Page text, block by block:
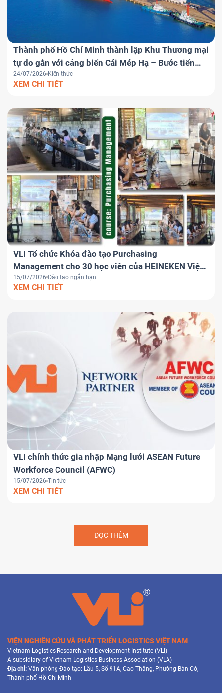
Thành phố Hồ Chí Minh thành lập Khu Thương mại
tự do gắn với cảng biển Cái Mép Hạ – Bước tiến
chiến lược đưa Việt Nam trở thành trung tâm
logistics khu vực
24/07/2026 Kiến thức
XEM CHI TIẾT
VLI Tổ chức Khóa đào tạo Purchasing
Management cho 30 học viên của HEINEKEN Việt
Nam
15/07/2026 Đào tạo ngắn hạn
XEM CHI TIẾT
VLI chính thức gia nhập Mạng lưới ASEAN Future
Workforce Council (AFWC)
15/07/2026 Tin tức
XEM CHI TIẾT
ĐỌC THÊM
VIỆN NGHIÊN CỨU VÀ PHÁT TRIỂN LOGISTICS VIỆT NAM
Vietnam Logistics Research and Development Institute (VLI)
A subsidiary of Vietnam Logistics Business Association (VLA)
Địa chỉ: Văn phòng Đào tạo: Lầu 5, Số 91A, Cao Thắng, Phường Bàn Cờ,
Thành phố Hồ Chí Minh